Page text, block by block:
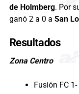
de Holmberg. Por
ganó 2 a 0 a San
Resultados
Zona Centro
Fusión FC